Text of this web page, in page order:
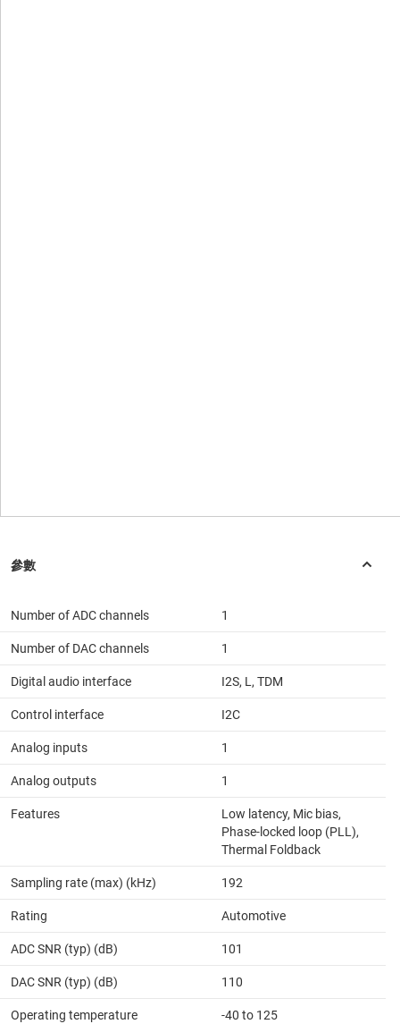
Number of ADC channels 1
Number of DAC channels 1
Digital audio interface I2S, L, TDM
Control interface I2C
Analog inputs 1
Analog outputs 1
Features
Low latency, Mic bias,
Phase-locked loop (PLL),
Thermal Foldback
Sampling rate (max) (kHz) 192
Rating Automotive
ADC SNR (typ) (dB) 101
DAC SNR (typ) (dB) 110
Operating temperature
-40 to 125